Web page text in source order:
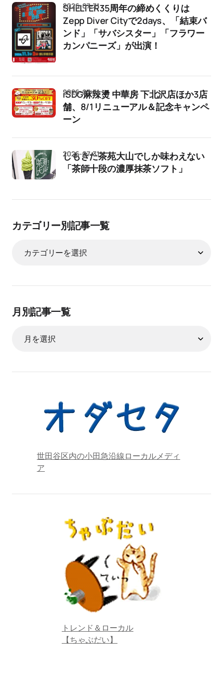
SHELTER35周年の締めくくりは
Zepp Diver Cityで2days、「結束バ
ンド」「サバシスター」「フラワー
カンパニーズ」が出演！
2026-07-31
iSDG麻辣燙 中華房 下北沢店ほか3店
舗、8/1リニューアル＆記念キャンペ
ーン
2026-07-31
しもきた茶苑大山でしか味わえない
「茶師十段の濃厚抹茶ソフト」
2026-07-31
カテゴリー別記事一覧
月別記事一覧
世田谷区内の小田急沿線ローカルメディ
ア
トレンド＆ローカル
【ちゃぶだい】